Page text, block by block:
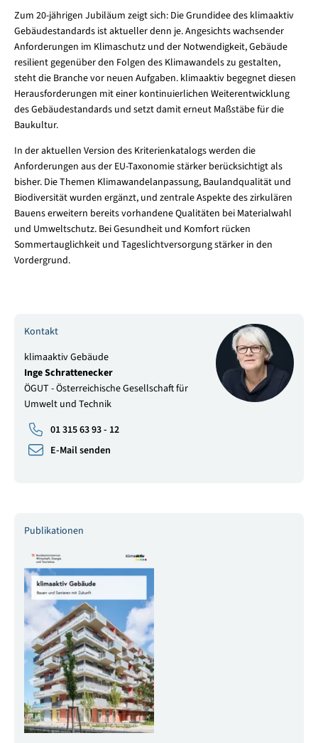
Zum 20-jährigen Jubiläum zeigt sich: Die Grundidee des klimaaktiv
Gebäudestandards ist aktueller denn je. Angesichts wachsender
Anforderungen im Klimaschutz und der Notwendigkeit, Gebäude
resilient gegenüber den Folgen des Klimawandels zu gestalten,
steht die Branche vor neuen Aufgaben. klimaaktiv begegnet diesen
Herausforderungen mit einer kontinuierlichen Weiterentwicklung
des Gebäudestandards und setzt damit erneut Maßstäbe für die
Baukultur.
In der aktuellen Version des Kriterienkatalogs werden die
Anforderungen aus der EU-Taxonomie stärker berücksichtigt als
bisher. Die Themen Klimawandelanpassung, Baulandqualität und
Biodiversität wurden ergänzt, und zentrale Aspekte des zirkulären
Bauens erweitern bereits vorhandene Qualitäten bei Materialwahl
und Umweltschutz. Bei Gesundheit und Komfort rücken
Sommertauglichkeit und Tageslichtversorgung stärker in den
Vordergrund.
Kontakt
klimaaktiv Gebäude
Inge Schrattenecker
ÖGUT - Österreichische Gesellschaft für
Umwelt und Technik
01 315 63 93 - 12
E-Mail senden
Publikationen